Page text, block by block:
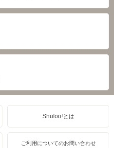
Shufoo!とは
ご利用についてのお問い合わせ